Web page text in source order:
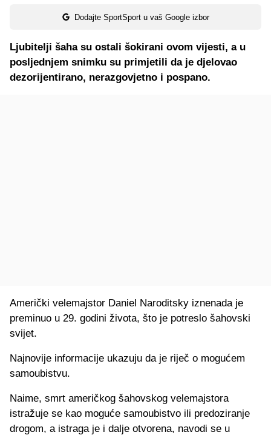
Dodajte SportSport u vaš Google izbor
Ljubitelji šaha su ostali šokirani ovom vijesti, a u
posljednjem snimku su primjetili da je djelovao
dezorijentirano, nerazgovjetno i pospano.
Američki velemajstor Daniel Naroditsky iznenada je
preminuo u 29. godini života, što je potreslo šahovski
svijet.
Najnovije informacije ukazuju da je riječ o mogućem
samoubistvu.
Naime, smrt američkog šahovskog velemajstora
istražuje se kao moguće samoubistvo ili predoziranje
drogom, a istraga je i dalje otvorena, navodi se u